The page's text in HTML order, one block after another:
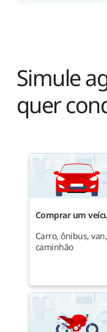
Simule
quer
Comprar um
Carro, ônibus, van,
caminhão